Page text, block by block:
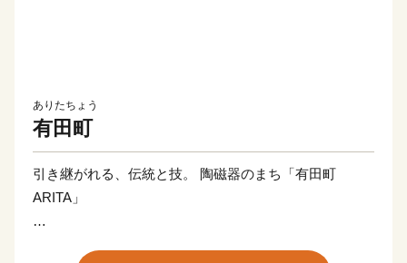
ありたちょう
有田町
引き継がれる、伝統と技。 陶磁器のまち「有田町
ARITA」